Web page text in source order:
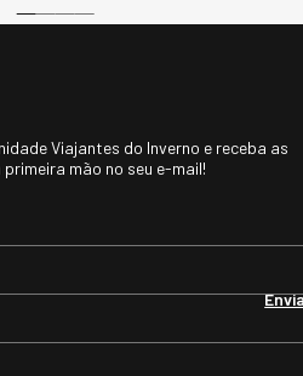
Viajantes do Inverno e receba as
mão no seu e-mail!